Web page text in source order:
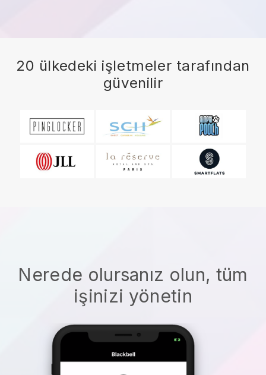
20 ülkedeki işletmeler tarafından
güvenilir
Nerede olursanız olun, tüm
işinizi yönetin